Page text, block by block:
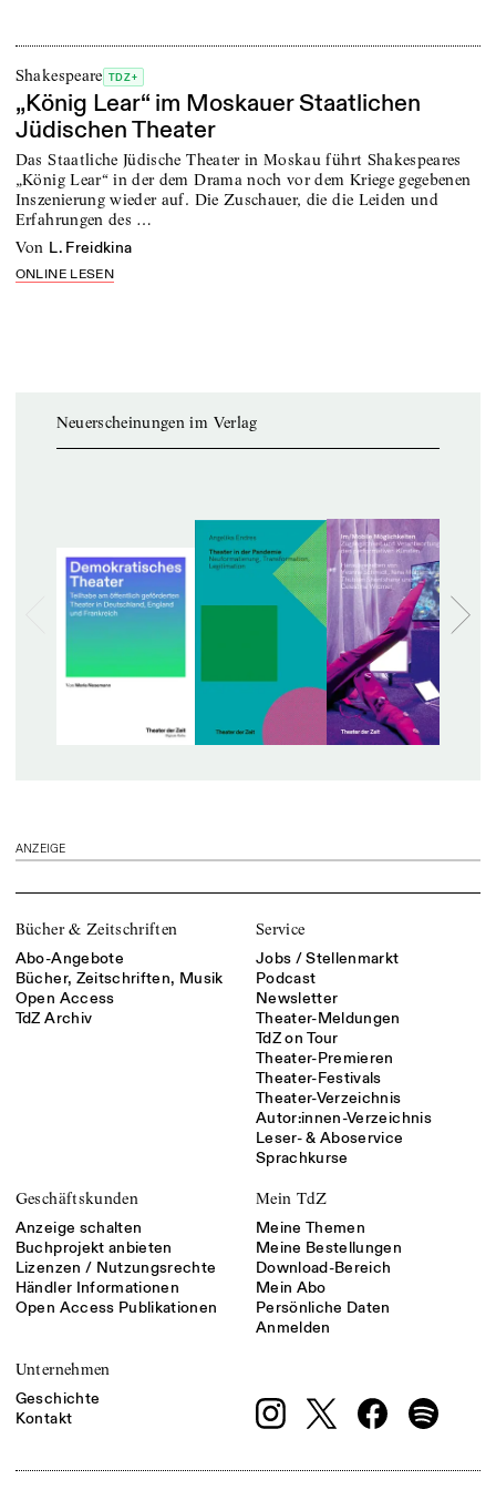
Shakespeare TDZ+
„König Lear“ im Moskauer Staatlichen
Jüdischen Theater
Das Staatliche Jüdische Theater in Moskau führt Shakespeares
„König Lear“ in der dem Drama noch vor dem Kriege gegebenen
Inszenierung wieder auf. Die Zuschauer, die die Leiden und
Erfahrungen des …
von L. Freidkina
ONLINE LESEN
Neuerscheinungen im Verlag
ANZEIGE
Bücher & Zeitschriften
Abo-Angebote
Bücher, Zeitschriften, Musik
Open Access
TdZ Archiv
Service
Jobs / Stellenmarkt
Podcast
Newsletter
Theater-Meldungen
TdZ on Tour
Theater-Premieren
Theater-Festivals
Theater-Verzeichnis
Autor:innen-Verzeichnis
Leser- & Aboservice
Sprachkurse
Geschäftskunden
Anzeige schalten
Buchprojekt anbieten
Lizenzen / Nutzungsrechte
Händler Informationen
Open Access Publikationen
Mein TdZ
Meine Themen
Meine Bestellungen
Download-Bereich
Mein Abo
Persönliche Daten
Anmelden
Unternehmen
Geschichte
Kontakt